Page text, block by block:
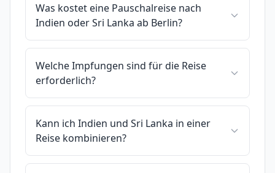
Was kostet eine Pauschalreise nach
Indien oder Sri Lanka ab Berlin?
Welche Impfungen sind für die Reise
erforderlich?
Kann ich Indien und Sri Lanka in einer
Reise kombinieren?